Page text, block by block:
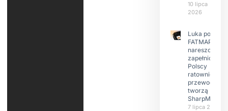
10 lipca
2026
Luka po
FATMAP-ie
nareszcie
zapełniona?
Polscy
ratownicy i
przewodnicy
tworzą
SharpMap
7 lipca 2026